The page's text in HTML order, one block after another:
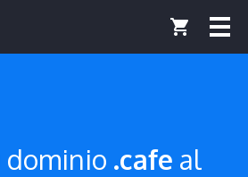
dominio .cafe al